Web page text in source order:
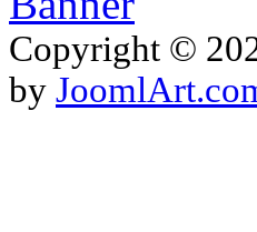
Copyright ©
by